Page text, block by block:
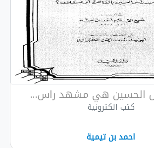
الحسين هي مشهد راس...
كتب الكترونية
احمد بن تيمية